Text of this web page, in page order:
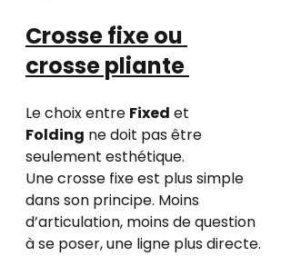
Crosse fixe ou
crosse pliante
Le choix entre Fixed et
Folding ne doit pas être
seulement esthétique.
Une crosse fixe est plus simple
dans son principe. Moins
d’articulation, moins de question
à se poser, une ligne plus directe.